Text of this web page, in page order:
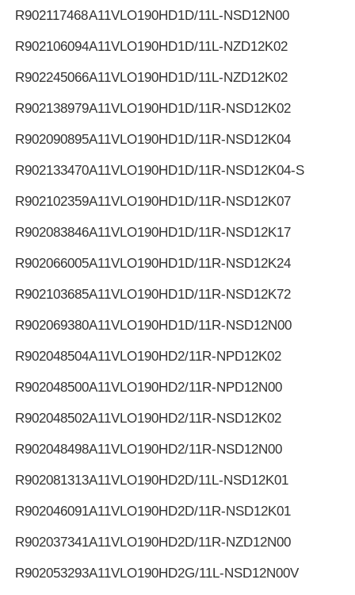
R902117468A11VLO190HD1D/11L-NSD12N00
R902106094A11VLO190HD1D/11L-NZD12K02
R902245066A11VLO190HD1D/11L-NZD12K02
R902138979A11VLO190HD1D/11R-NSD12K02
R902090895A11VLO190HD1D/11R-NSD12K04
R902133470A11VLO190HD1D/11R-NSD12K04-S
R902102359A11VLO190HD1D/11R-NSD12K07
R902083846A11VLO190HD1D/11R-NSD12K17
R902066005A11VLO190HD1D/11R-NSD12K24
R902103685A11VLO190HD1D/11R-NSD12K72
R902069380A11VLO190HD1D/11R-NSD12N00
R902048504A11VLO190HD2/11R-NPD12K02
R902048500A11VLO190HD2/11R-NPD12N00
R902048502A11VLO190HD2/11R-NSD12K02
R902048498A11VLO190HD2/11R-NSD12N00
R902081313A11VLO190HD2D/11L-NSD12K01
R902046091A11VLO190HD2D/11R-NSD12K01
R902037341A11VLO190HD2D/11R-NZD12N00
R902053293A11VLO190HD2G/11L-NSD12N00V